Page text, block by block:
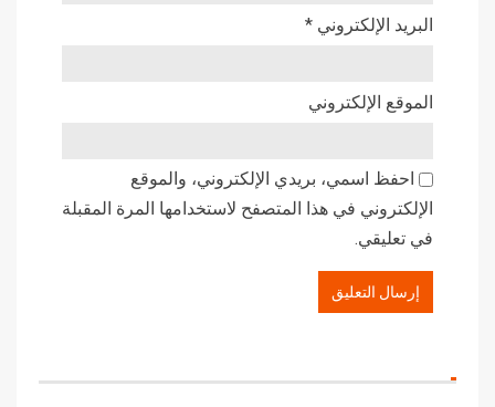
البريد الإلكتروني *
الموقع الإلكتروني
احفظ اسمي، بريدي الإلكتروني، والموقع
الإلكتروني في هذا المتصفح لاستخدامها المرة المقبلة
في تعليقي.